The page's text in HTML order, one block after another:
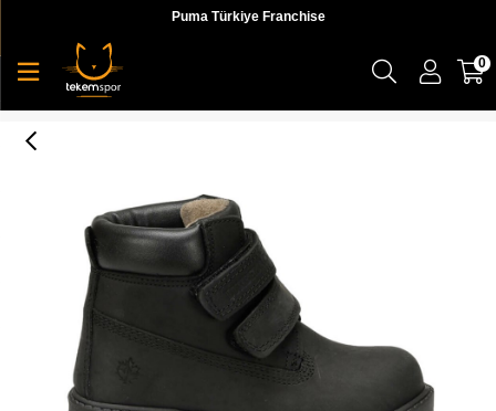
Puma Türkiye Franchise
0